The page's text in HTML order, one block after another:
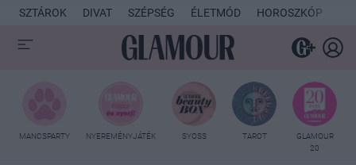
SZTÁROK DIVAT SZÉPSÉG ÉLETMÓD HOROSZKÓP
MANCSPARTY NYEREMÉNYJÁTÉK SYOSS TAROT
GLAMOUR
20